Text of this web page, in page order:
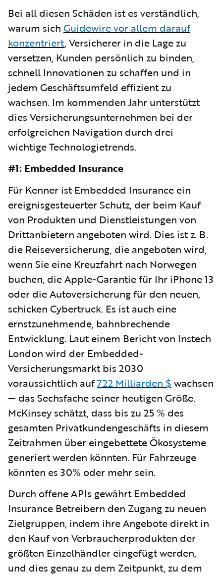
Bei all diesen Schäden ist es verständlich,
warum sich Guidewire vor allem darauf
konzentriert, Versicherer in die Lage zu
versetzen, Kunden persönlich zu binden,
schnell Innovationen zu schaffen und in
jedem Geschäftsumfeld effizient zu
wachsen. Im kommenden Jahr unterstützt
dies Versicherungsunternehmen bei der
erfolgreichen Navigation durch drei
wichtige Technologietrends.
#1: Embedded Insurance
Für Kenner ist Embedded Insurance ein
ereignisgesteuerter Schutz, der beim Kauf
von Produkten und Dienstleistungen von
Drittanbietern angeboten wird. Dies ist z. B.
die Reiseversicherung, die angeboten wird,
wenn Sie eine Kreuzfahrt nach Norwegen
buchen, die Apple-Garantie für Ihr iPhone 13
oder die Autoversicherung für den neuen,
schicken Cybertruck. Es ist auch eine
ernstzunehmende, bahnbrechende
Entwicklung. Laut einem Bericht von Instech
London wird der Embedded-
Versicherungsmarkt bis 2030
voraussichtlich auf722 Milliarden $ wachsen
— das Sechsfache seiner heutigen Größe.
McKinsey schätzt, dass bis zu 25 % des
gesamten Privatkundengeschäfts in diesem
Zeitrahmen über eingebettete Ökosysteme
generiert werden könnten. Für Fahrzeuge
könnten es 30% oder mehr sein.
Durch offene APIs gewährt Embedded
Insurance Betreibern den Zugang zu neuen
Zielgruppen, indem ihre Angebote direkt in
den Kauf von Verbraucherprodukten der
größten Einzelhändler eingefügt werden,
und dies genau zu dem Zeitpunkt, zu dem